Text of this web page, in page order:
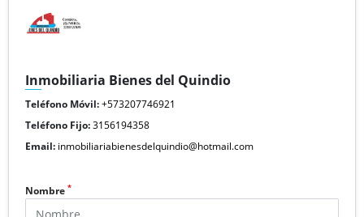
Inmobiliaria Bienes del Quindio
Teléfono Móvil:+573207746921
Teléfono Fijo:3156194358
Email: inmobiliariabienesdelquindio@hotmail.com
Nombre *